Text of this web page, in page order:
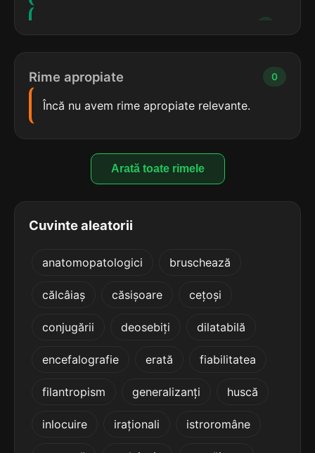
3 sil.
deosebite
nerăzbite
terminație: bite
înrobite
deose-bite
4 sil.
Rime apropiate 0
Încă nu avem rime apropiate relevante.
Arată toate rimele
Cuvinte aleatorii
anatomopatologici bruschează
călcâiaș căsișoare cețoși
conjugării deosebiți dilatabilă
encefalografie erată fiabilitatea
filantropism generalizanți huscă
inlocuire iraționali istroromâne